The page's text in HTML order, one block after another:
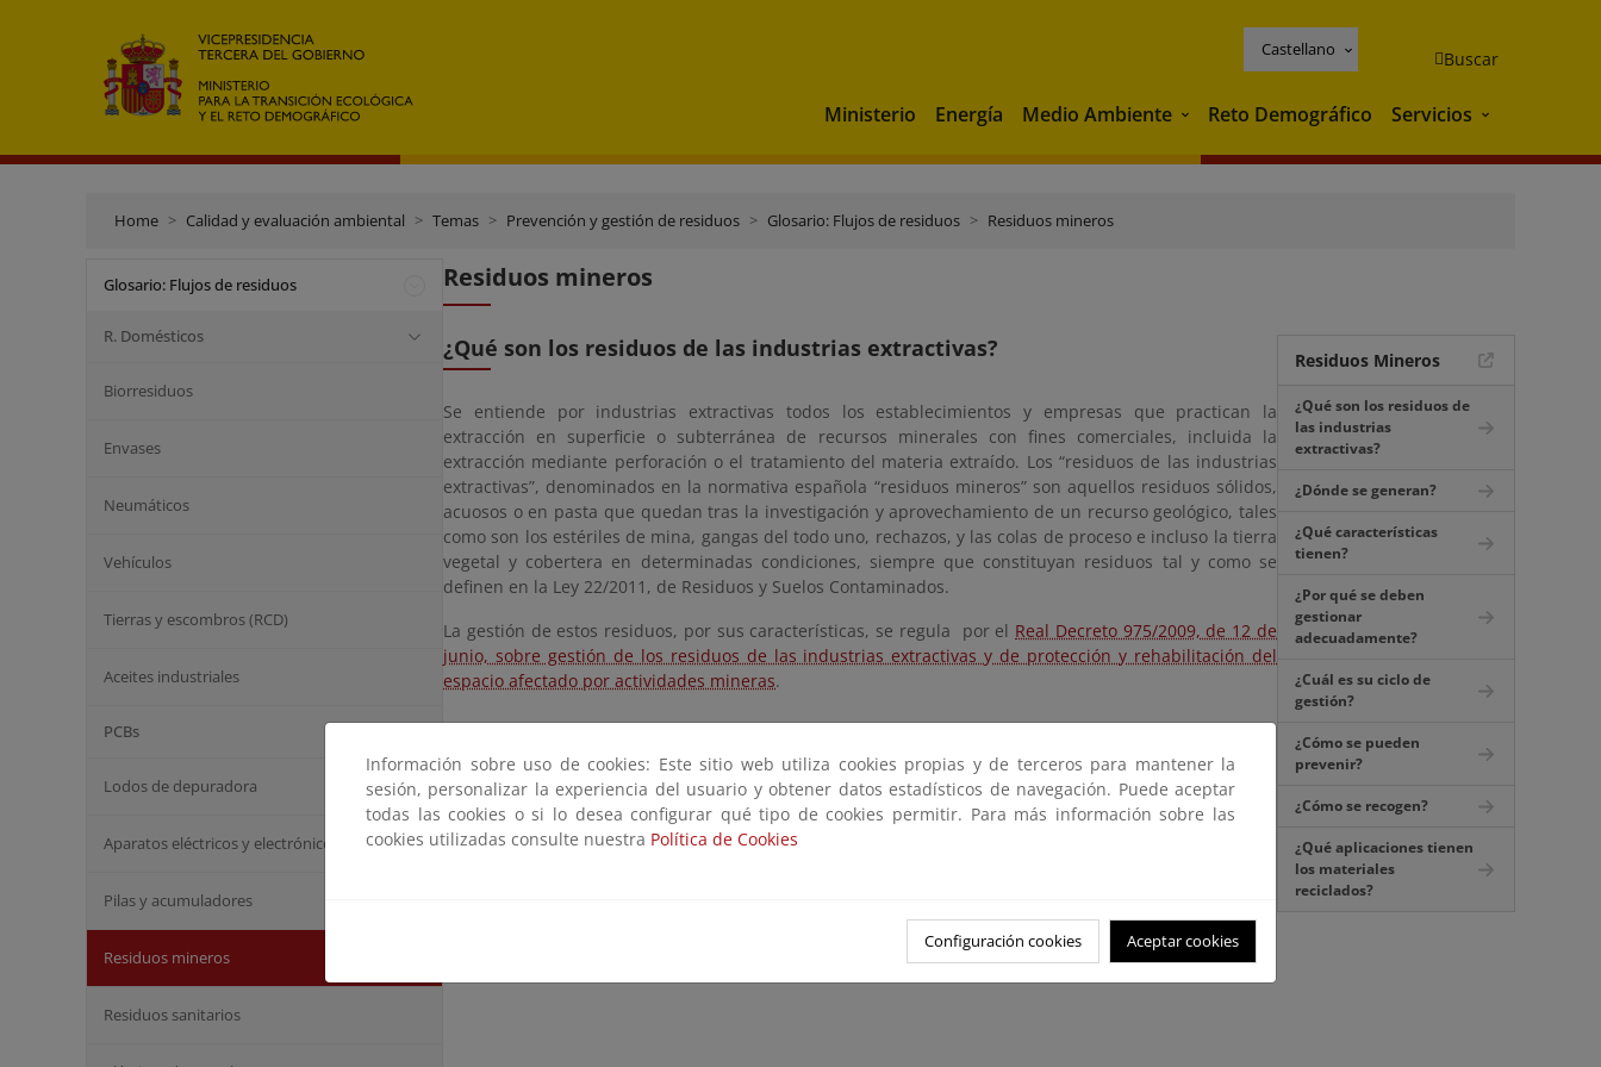
Castellano Buscar
Ministerio Energía Medio Ambiente Medio Ambiente
Reto Demográfico Servicios Servicios
Home Calidad y evaluación ambiental Temas Prevención y gestión de residuos Glosario: Flujos de residuos Residuos mineros
Glosario: Flujos de residuos
R. Domésticos
Biorresiduos
Envases
Neumáticos
Vehículos
Tierras y escombros (RCD)
Aceites industriales
PCBs
Lodos de depuradora
Aparatos eléctricos y electrónicos
Pilas y acumuladores
Residuos mineros
Residuos sanitarios
Residuos mineros
¿Qué son los residuos de las industrias extractivas?
Se entiende por industrias extractivas todos los establecimientos y empresas que practican la
extracción en superficie o subterránea de recursos minerales con fines comerciales, incluida la
extracción mediante perforación o el tratamiento del materia extraído. Los “residuos de las industrias
extractivas”, denominados en la normativa española “residuos mineros” son aquellos residuos sólidos,
acuosos o en pasta que quedan tras la investigación y aprovechamiento de un recurso geológico, tales
como son los estériles de mina, gangas del todo uno, rechazos, y las colas de proceso e incluso la tierra
vegetal y cobertera en determinadas condiciones, siempre que constituyan residuos tal y como se
definen en la Ley 22/2011, de Residuos y Suelos Contaminados.
La gestión de estos residuos, por sus características, se regula por el Real Decreto 975/2009, de 12 de
junio, sobre gestión de los residuos de las industrias extractivas y de protección y rehabilitación del
espacio afectado por actividades mineras.
Residuos Mineros
¿Qué son los residuos de
las industrias
extractivas?
¿Dónde se generan?
¿Qué características
tienen?
¿Por qué se deben
gestionar
adecuadamente?
¿Cuál es su ciclo de
gestión?
¿Cómo se pueden
prevenir?
¿Cómo se recogen?
¿Qué aplicaciones tienen
los materiales
reciclados?
Información sobre uso de cookies: Este sitio web utiliza cookies propias y de terceros para mantener la
sesión, personalizar la experiencia del usuario y obtener datos estadísticos de navegación. Puede aceptar
todas las cookies o si lo desea configurar qué tipo de cookies permitir. Para más información sobre las
cookies utilizadas consulte nuestra Política de Cookies
Configuración cookies Aceptar cookies